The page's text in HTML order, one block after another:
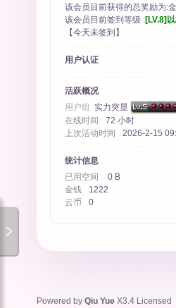
该会员目前获得的总奖励为:
该会员目前签到等级 :[LV.8]
【今天未签到 】
用户认证
活跃概况
用户组 实力突显
在线时间
72 小时
上次活动时间
2026-2-15
统计信息
已用空间
0 B
金钱
1222
云币
0
Powered by Qiu Yue X3.4 Licensed